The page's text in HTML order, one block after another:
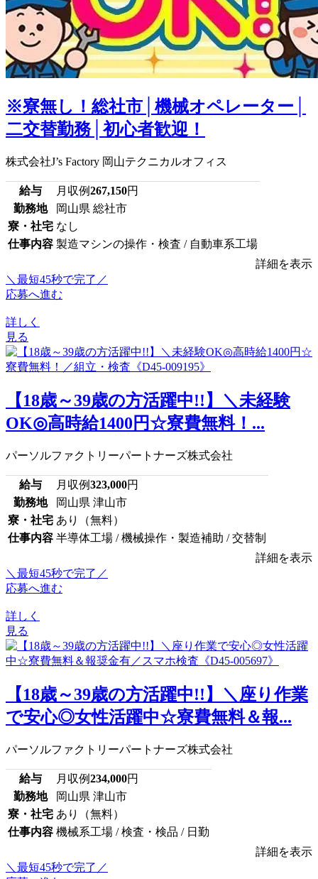
※寮無し！総社市│機械オペレーター│
二交替勤務│初心者歓迎！
株式会社J’s Factory 岡山テクニカルオフィス
給与 月収例267,150円
勤務地
岡山県 総社市
寮・社宅 なし
仕事内容 製造マシンの操作・検査 / 自動車系工場
詳細を表示
＼最短45秒で完了／
応募へ進む
詳しく
見る
【18歳～39歳の方活躍中!!】＼未経験
OK◎高時給1400円☆寮費無料！...
パーソルファクトリーパートナーズ株式会社
給与 月収例323,000円
勤務地
岡山県 津山市
寮・社宅 あり（無料）
仕事内容 半導体工場 / 機械操作・製造補助 / 交替制
詳細を表示
＼最短45秒で完了／
応募へ進む
詳しく
見る
【18歳～39歳の方活躍中!!】＼座り作業
で安心◎女性活躍中☆寮費無料＆報...
パーソルファクトリーパートナーズ株式会社
給与 月収例234,000円
勤務地
岡山県 津山市
寮・社宅 あり（無料）
仕事内容 機械系工場 / 検査・検品 / 日勤
詳細を表示
＼最短45秒で完了／